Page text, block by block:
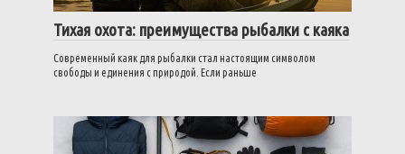
Тихая охота: преимущества рыбалки с каяка
Современный каяк для рыбалки стал настоящим символом
свободы и единения с природой. Если раньше